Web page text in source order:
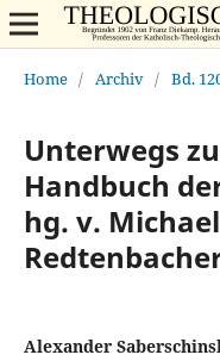
Home / Archiv / Bd.
Unterwegs
Handbuch
hg. v.
Alexander